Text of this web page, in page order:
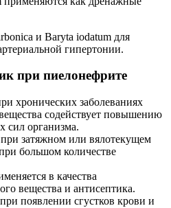
и Baryta iodatum для
гипертонии.
при пиелонефрите
хронических заболеваниях
содействует повышению
сил организма.
затяжном или вялотекущем
большом количестве
в качества
вещества и антисептика.
появлении сгустков крови и